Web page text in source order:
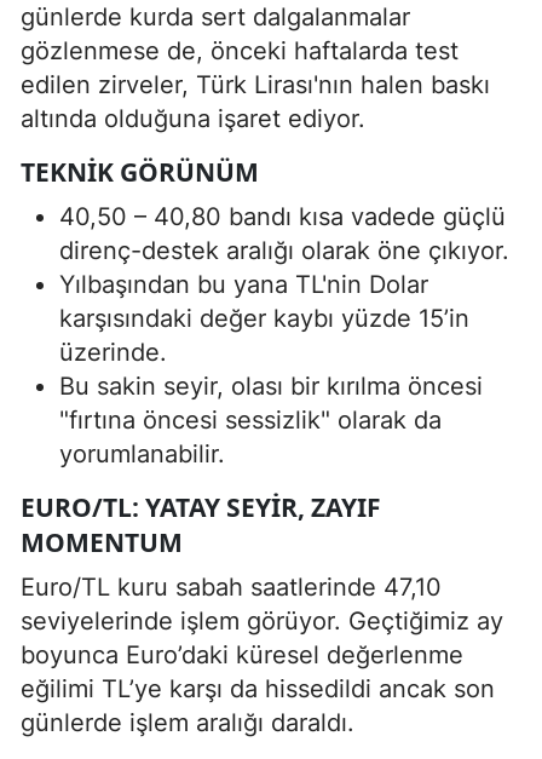
günlerde kurda sert dalgalanmalar
gözlenmese de, önceki haftalarda test
edilen zirveler, Türk Lirası'nın halen baskı
altında olduğuna işaret ediyor.
TEKNIK GÖRÜNÜM
40,50 – 40,80 bandı kısa vadede güçlü
direnç-destek aralığı olarak öne çıkıyor.
Yılbaşından bu yana TL'nin Dolar
karşısındaki değer kaybı yüzde 15’in
üzerinde.
Bu sakin seyir, olası bir kırılma öncesi
"fırtına öncesi sessizlik" olarak da
yorumlanabilir.
EURO/TL: YATAY SEYIR, ZAYIF
MOMENTUM
Euro/TL kuru sabah saatlerinde 47,10
seviyelerinde işlem görüyor. Geçtiğimiz ay
boyunca Euro’daki küresel değerlenme
eğilimi TL’ye karşı da hissedildi ancak son
günlerde işlem aralığı daraldı.